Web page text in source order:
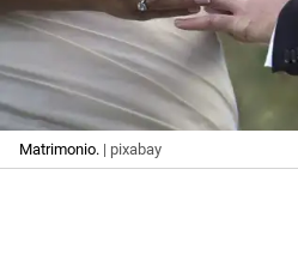
Matrimonio. | pixabay